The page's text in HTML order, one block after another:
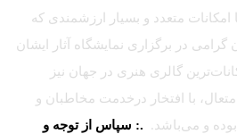
امکانات متعدد و بسیار ارزشمندی که
در برگزاری نمایشگاه آثار ایشان
گالری هنری در جهان نیز
متعال، با افتخار درخدمت مخاطبان و
و می‌باشد. .: سپاس از توجه و